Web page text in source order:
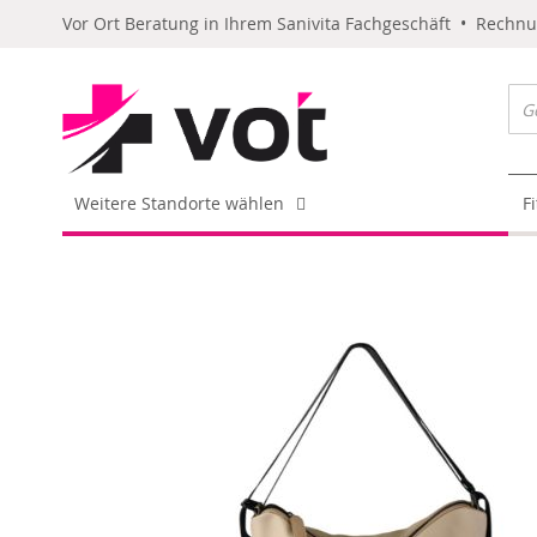
Vor Ort Beratung in Ihrem Sanivita Fachgeschäft •
Weitere Standorte wählen